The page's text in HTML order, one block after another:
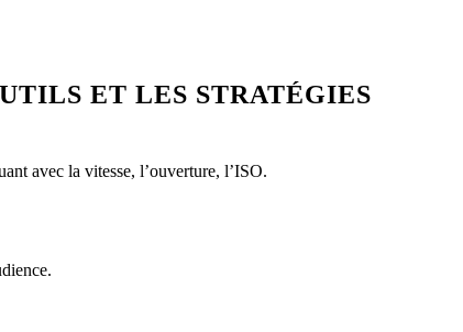
ET LES STRATÉGIES
avec la vitesse, l’ouverture, l’ISO.